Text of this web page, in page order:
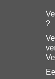
?